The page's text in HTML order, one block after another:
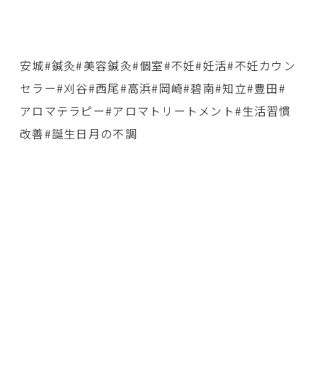
安城#鍼灸#美容鍼灸#個室#不妊#妊活#不妊カウン
セラー#刈谷#西尾#高浜#岡崎#碧南#知立#豊田#
アロマテラピー#アロマトリートメント#生活習慣
改善#誕生日月の不調